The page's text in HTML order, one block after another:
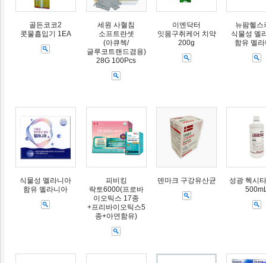
골든코코2
콧물흡입기 1EA
세원 사혈침
소프트란셋
(아큐첵/
글루코트랜드겸용)
28G 100Pcs
이엔닥터
잇몸구취케어 치약
200g
뉴팜헬스
식물성 멜
함유 멜
식물성 멜라니아
함유 멜라니아
피비킹
락토6000(프로바
이오틱스 17종
+프리바이오틱스5
종+아연함유)
덴마크 구강유산균
성광 헥시